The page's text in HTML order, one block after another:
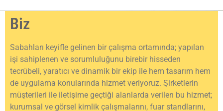
Biz
Sabahları keyifle gelinen bir çalışma ortamında; yapılan
işi sahiplenen ve sorumluluğunu birebir hisseden
tecrübeli, yaratıcı ve dinamik bir ekip ile hem tasarım hem
de uygulama konularında hizmet veriyoruz. Şirketlerin
müşterileri ile iletişime geçtiği alanlarda verilen bu hizmet;
kurumsal ve görsel kimlik çalışmalarını, fuar standlarını,